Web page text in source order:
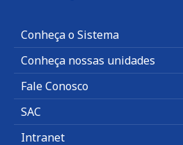
Conheça o Sistema
Conheça nossas unidades
Fale Conosco
SAC
Intranet